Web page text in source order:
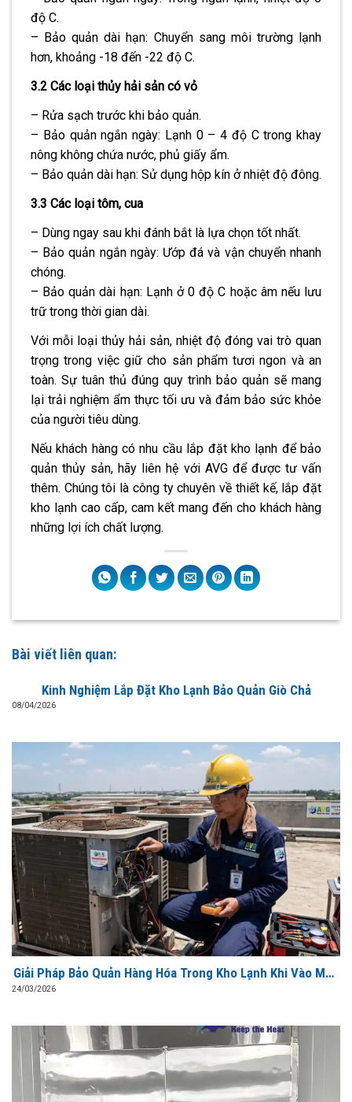
độ C.
– Bảo quản dài hạn: Chuyển sang môi trường lạnh
hơn, khoảng -18 đến -22 độ C.
3.2 Các loại thủy hải sản có vỏ
– Rửa sạch trước khi bảo quản.
– Bảo quản ngắn ngày: Lạnh 0 – 4 độ C trong khay
nông không chứa nước, phủ giấy ẩm.
– Bảo quản dài hạn: Sử dụng hộp kín ở nhiệt độ đông.
3.3 Các loại tôm, cua
– Dùng ngay sau khi đánh bắt là lựa chọn tốt nhất.
– Bảo quản ngắn ngày: Ướp đá và vận chuyển nhanh
chóng.
– Bảo quản dài hạn: Lạnh ở 0 độ C hoặc âm nếu lưu
trữ trong thời gian dài.
Với mỗi loại thủy hải sản, nhiệt độ đóng vai trò quan
trọng trong việc giữ cho sản phẩm tươi ngon và an
toàn. Sự tuân thủ đúng quy trình bảo quản sẽ mang
lại trải nghiệm ẩm thực tối ưu và đảm bảo sức khỏe
của người tiêu dùng.
Nếu khách hàng có nhu cầu lắp đặt kho lạnh để bảo
quản thủy sản, hãy liên hệ với AVG để được tư vấn
thêm. Chúng tôi là công ty chuyên về thiết kế, lắp đặt
kho lạnh cao cấp, cam kết mang đến cho khách hàng
những lợi ích chất lượng.
Bài viết liên quan:
Kinh Nghiệm Lắp Đặt Kho Lạnh Bảo Quản Giò Chả
08/04/2026
Giải Pháp Bảo Quản Hàng Hóa Trong Kho Lạnh Khi Vào Mùa
24/03/2026